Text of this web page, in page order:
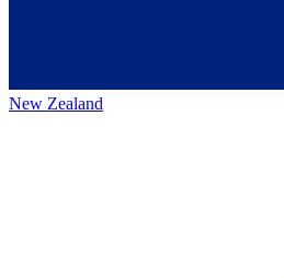
New Zealand